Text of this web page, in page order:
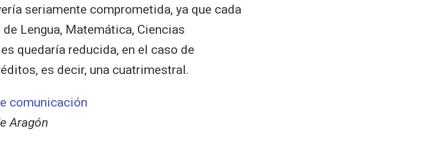
seriamente comprometida, ya que cada
Lengua, Matemática, Ciencias
quedaría reducida, en el caso de
es decir, una cuatrimestral.
comunicación
Aragón